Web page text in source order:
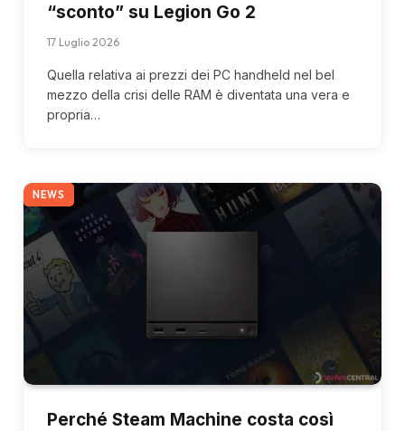
“sconto” su Legion Go 2
17 Luglio 2026
Quella relativa ai prezzi dei PC handheld nel bel
mezzo della crisi delle RAM è diventata una vera e
propria…
NEWS
Perché Steam Machine costa così